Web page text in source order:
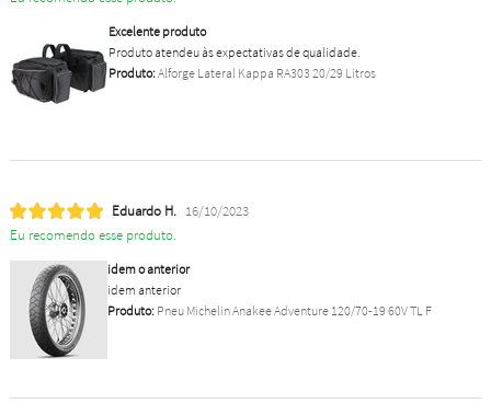
Excelente produto
Produto atendeu às expectativas de qualidade.
Produto:Alforge Lateral Kappa RA303 20/29 Litros
Eduardo H. 16/10/2023
Eu recomendo esse produto.
idem o anterior
idem anterior
Produto:Pneu Michelin Anakee Adventure 120/70-19 60V TL F